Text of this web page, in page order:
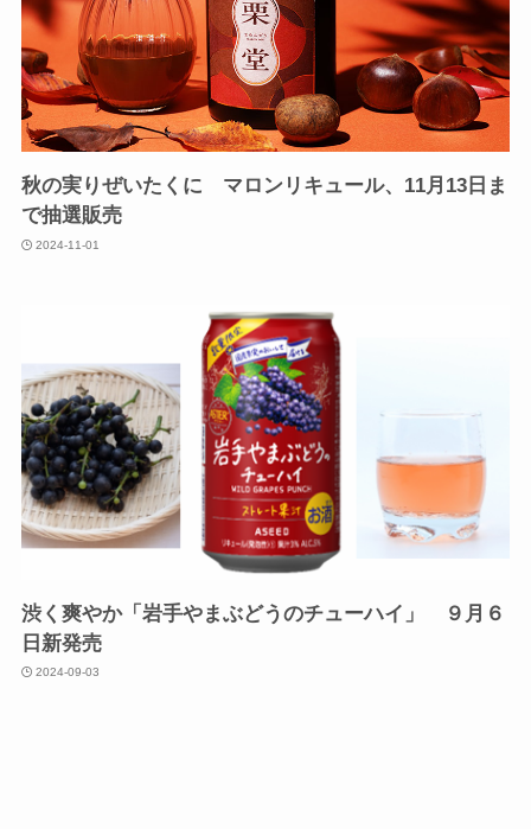
秋の実りぜいたくに マロンリキュール、11月13日ま
で抽選販売
2024-11-01
渋く爽やか「岩手やまぶどうのチューハイ」 ９月６
日新発売
2024-09-03